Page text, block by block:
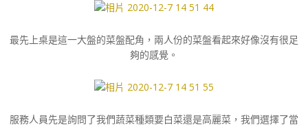
最先上桌是這一大盤的菜盤配角，兩人份的菜盤看起來好像沒有很足
夠的感覺。
服務人員先是詢問了我們蔬菜種類要白菜還是高麗菜，我們選擇了當